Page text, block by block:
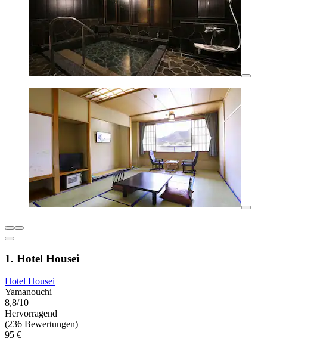
1. Hotel Housei
Hotel Housei
Yamanouchi
8,8/10
Hervorragend
(236 Bewertungen)
95 €